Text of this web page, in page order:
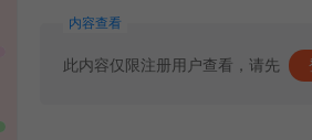
内容查看
此内容仅限注册用户查看，请先